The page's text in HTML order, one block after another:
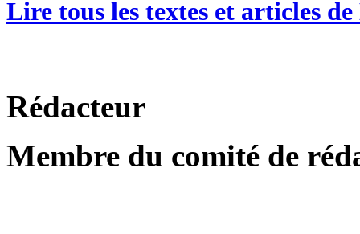
Lire tous les textes et articles
Rédacteur
Membre du comité de